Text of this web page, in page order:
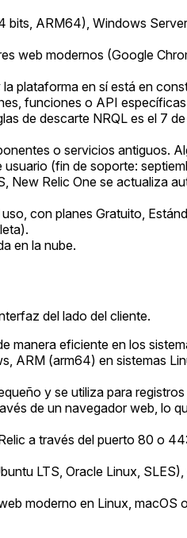
ARM64), Windows
web modernos (Google
plataforma en sí está en
funciones o API
de descarte NRQL es el 7
o servicios antiguos.
(fin de soporte:
New Relic One se actualiza
con planes Gratuito,
en la nube.
del lado del cliente.
manera eficiente en los
ARM (arm64) en sistemas
y se utiliza para
de un navegador web, lo
a través del puerto 80 o
LTS, Oracle Linux,
moderno en Linux, macOS